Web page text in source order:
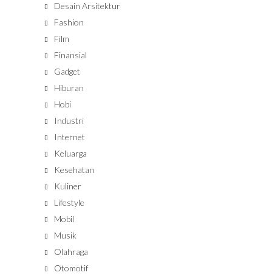
Desain Arsitektur
Fashion
Film
Finansial
Gadget
Hiburan
Hobi
Industri
Internet
Keluarga
Kesehatan
Kuliner
Lifestyle
Mobil
Musik
Olahraga
Otomotif